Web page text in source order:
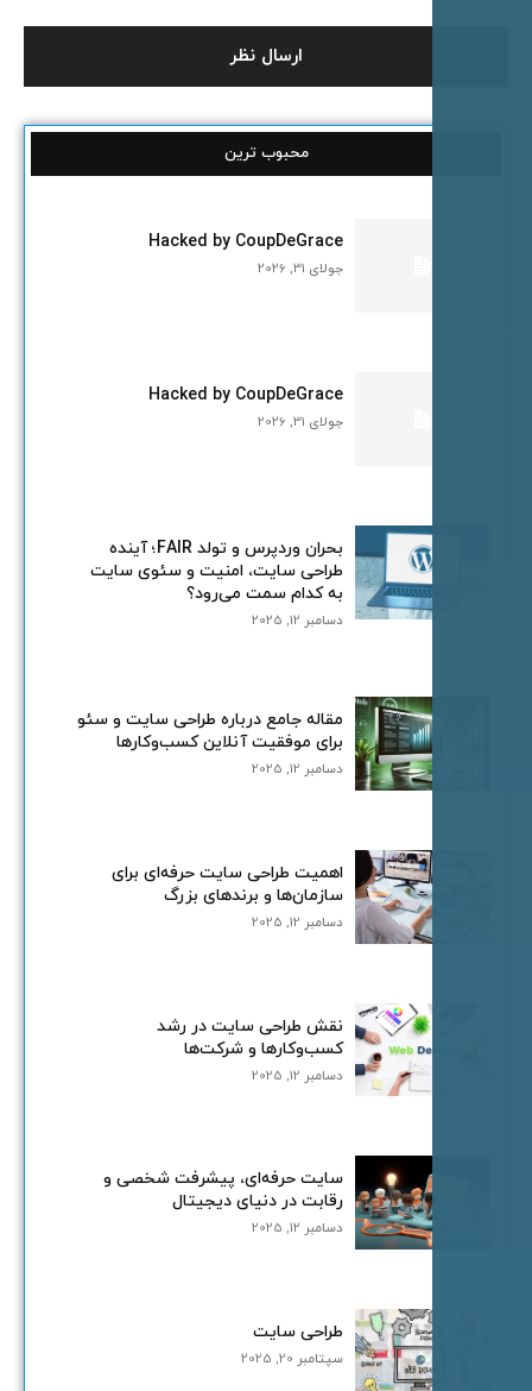
محبوب ترین
Hacked by CoupDeGrace
Hacked by CoupDeGrace
بحران وردپرس و تولد FAIR؛ آینده
طراحی سایت، امنیت و سئوی سایت
به کدام سمت می‌رود؟
دسامبر 12, 2025
مقاله جامع درباره طراحی سایت و سئو
برای موفقیت آنلاین کسب‌وکارها
دسامبر 12, 2025
اهمیت طراحی سایت حرفه‌ای برای
سازمان‌ها و برندهای بزرگ
دسامبر 12, 2025
نقش طراحی سایت در رشد
کسب‌وکارها و شرکت‌ها
دسامبر 12, 2025
سایت حرفه‌ای، پیشرفت شخصی و
رقابت در دنیای دیجیتال
دسامبر 12, 2025
طراحی سایت
سپتامبر 20, 2025